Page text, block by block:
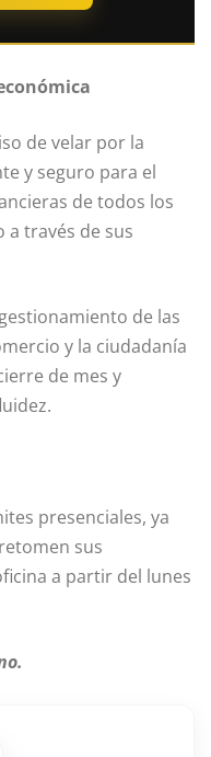
de velar por la
y seguro para el
de todos los
a través de sus
de las
y la ciudadanía
de mes y
presenciales, ya
sus
a partir del lunes